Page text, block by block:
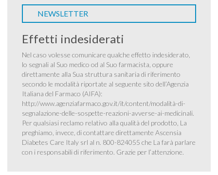
NEWSLETTER
Effetti indesiderati
Nel caso volesse comunicare qualche effetto indesiderato,
lo segnali al Suo medico od al Suo farmacista, oppure
direttamente alla Sua struttura sanitaria di riferimento
secondo le modalità riportate al seguente sito dell’Agenzia
Italiana del Farmaco (AIFA):
http://www.agenziafarmaco.gov.it/it/content/modalità-di-
segnalazione-delle-sospette-reazioni-avverse-ai-medicinali.
Per qualsiasi reclamo relativo alla qualità del prodotto, La
preghiamo, invece, di contattare direttamente Ascensia
Diabetes Care Italy srl al n. 800-824055 che La farà parlare
con i responsabili di riferimento. Grazie per l’attenzione.